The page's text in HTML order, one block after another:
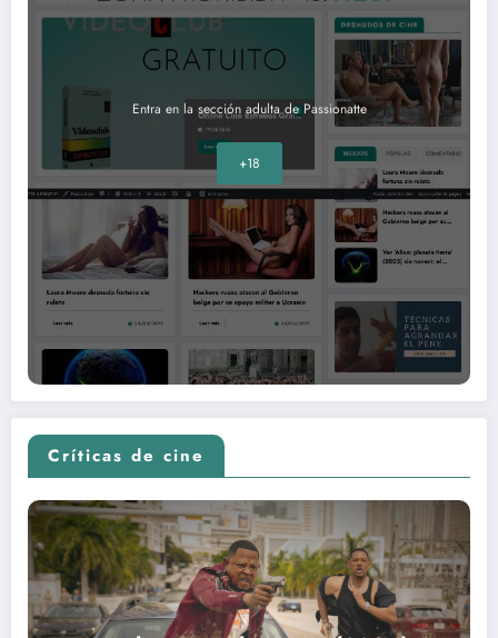
Entra en la sección adulta de Passionatte
+18
Críticas de cine